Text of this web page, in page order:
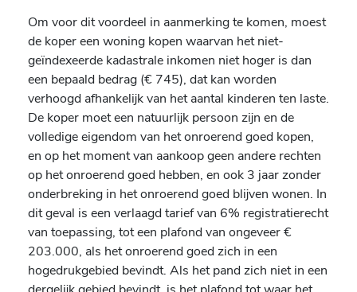
Om voor dit voordeel in aanmerking te komen, moest
de koper een woning kopen waarvan het niet-
geïndexeerde kadastrale inkomen niet hoger is dan
een bepaald bedrag (€ 745), dat kan worden
verhoogd afhankelijk van het aantal kinderen ten laste.
De koper moet een natuurlijk persoon zijn en de
volledige eigendom van het onroerend goed kopen,
en op het moment van aankoop geen andere rechten
op het onroerend goed hebben, en ook 3 jaar zonder
onderbreking in het onroerend goed blijven wonen. In
dit geval is een verlaagd tarief van 6% registratierecht
van toepassing, tot een plafond van ongeveer €
203.000, als het onroerend goed zich in een
hogedrukgebied bevindt. Als het pand zich niet in een